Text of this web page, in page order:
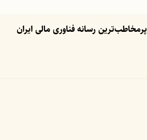
پرمخاطب‌ترین رسانه فناوری مالی ایران